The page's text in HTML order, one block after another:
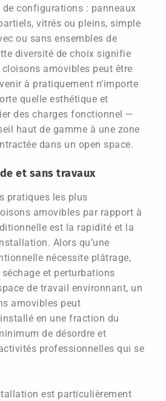
de configurations : panneaux
vitrés ou pleins, simple
ou sans ensembles de
diversité de choix signifie
cloisons amovibles peut être
à pratiquement n’importe
quelle esthétique et
des charges fonctionnel —
haut de gamme à une zone
dans un open space.
et sans travaux
pratiques les plus
amovibles par rapport à
est la rapidité et la
Alors qu’une
nécessite plâtrage,
et perturbations
de travail environnant, un
amovibles peut
en une fraction du
de désordre et
professionnelles qui se
est particulièrement